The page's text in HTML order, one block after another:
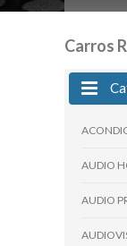
Carros
AUDIO
AUDIO